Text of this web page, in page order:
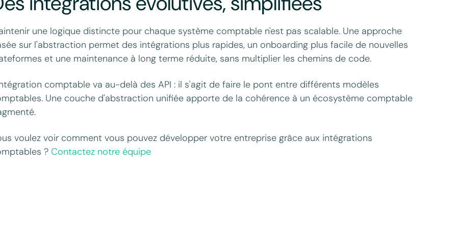
une logique distincte pour chaque système comptable n'est pas scalable. Une approche
sur l'abstraction permet des intégrations plus rapides, un onboarding plus facile de nouvelles
et une maintenance à long terme réduite, sans multiplier les chemins de code.
comptable va au-delà des API : il s'agit de faire le pont entre différents modèles
Une couche d'abstraction unifiée apporte de la cohérence à un écosystème comptable
voulez voir comment vous pouvez développer votre entreprise grâce aux intégrations
?Contactez notre équipe